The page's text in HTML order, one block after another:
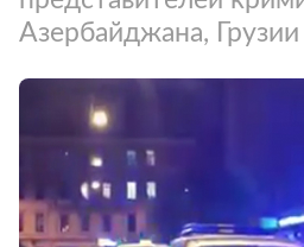
Азербайджана,